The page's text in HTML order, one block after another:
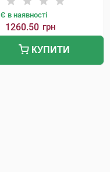
Є в наявності
1260.50 грн
КУПИТИ